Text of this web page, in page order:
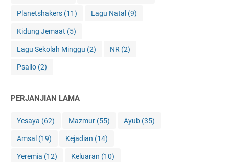
Planetshakers (11) Lagu Natal (9)
Kidung Jemaat (5)
Lagu Sekolah Minggu (2) NR (2)
Psallo (2)
PERJANJIAN LAMA
Yesaya (62) Mazmur (55) Ayub (35)
Amsal (19) Kejadian (14)
Yeremia (12) Keluaran (10)